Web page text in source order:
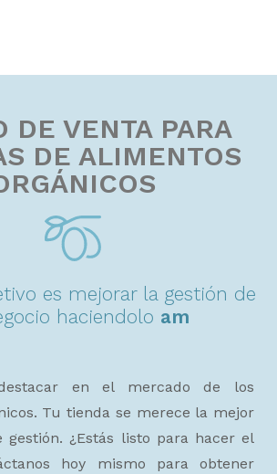
DE VENTA PARA
DE ALIMENTOS
es mejorar la gestión de
haciendolo am igab
en el mercado de los
Tu tienda se merece la mejor
gestión. ¿Estás listo para hacer el
hoy mismo para obtener